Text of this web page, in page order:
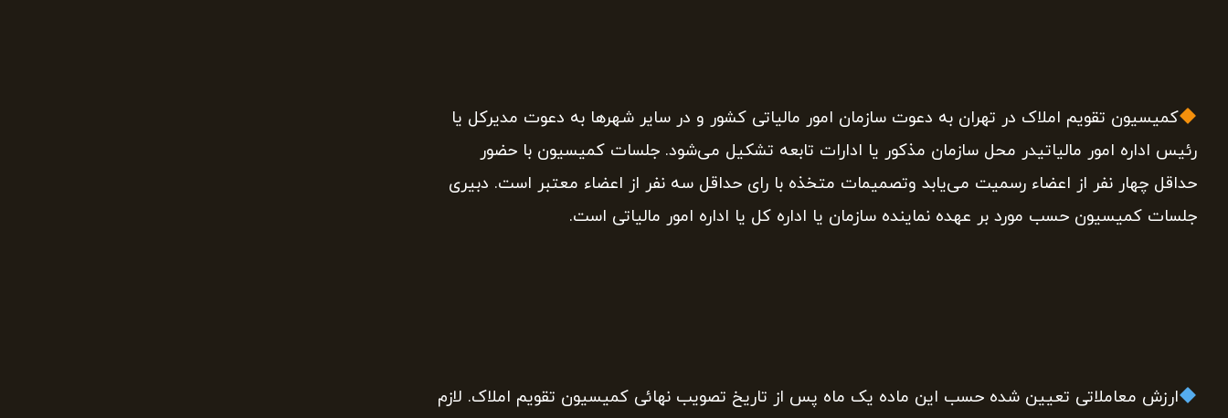
کمیسیون تقویم املاک در تهران به دعوت سازمان امور مالیاتی کشور و در سایر شهرها به دعوت مدیرکل یا
رئیس اداره امور مالیاتیدر محل سازمان مذکور یا ادارات تابعه تشکیل می‌شود. جلسات کمیسیون با حضور
حداقل چهار نفر از اعضاء رسمیت می‌یابد وتصمیمات متخذه با رای حداقل سه نفر از اعضاء معتبر است. دبیری
جلسات کمیسیون حسب مورد بر عهده نماینده سازمان یا اداره کل یا اداره امور مالیاتی است.
ارزش معاملاتی تعیین شده حسب این ماده یک ماه پس از تاریخ تصویب نهائی کمیسیون تقویم املاک. لازم